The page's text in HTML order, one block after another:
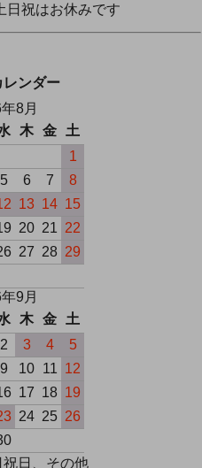
祝はお休みです
レンダー
8月
木 金
土
1
5 6 7
8
13 14 15
20 21 22
27 28 29
9月
木 金
土
2 3 4
5
9 10 11 12
17 18 19
24 25 26
日、その他